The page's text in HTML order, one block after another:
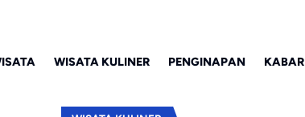
WISATA KULINER PENGINAPAN KABAR